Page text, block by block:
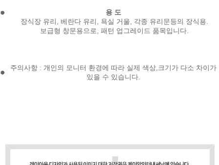
용 도
장식장 유리, 베란다 유리, 욕실 거울, 각종 유리문등의 장식용.
보급형 창문용으로, 패턴 업그레이드 품목입니다.
주의사항 : 개인의 모니터 환경에 따라 실제 색상,크기가 다소 차이가
있을 수 있습니다.